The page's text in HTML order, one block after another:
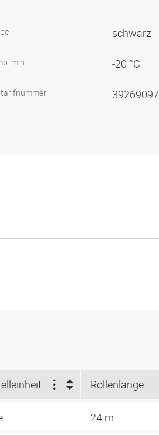
schwarz
min. -20 °C
39269097
Rollenlänge (m)
24 m